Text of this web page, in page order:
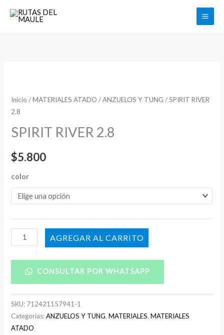
Buscar
Inicio /MATERIALES ATADO /ANZUELOS Y TUNG / SPIRIT RIVER
2.8
SPIRIT RIVER 2.8
$5.800
color
2.8
cantidad
AÑADIR AL CARRITO
CONSULTAR POR WHATSAPP
SKU: 712421157941-1
Categorías:ANZUELOS Y TUNG,MATERIALES,MATERIALES
ATADO